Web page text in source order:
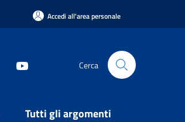
Accedi all'area personale
Cerca
Tutti gli argomenti